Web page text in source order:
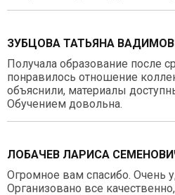
ЗУБЦОВА ТАТЬЯНА
Получала образование после
понравилось отношение
объяснили, материалы
Обучением довольна.
ЛОБАЧЕВ ЛАРИСА
Огромное вам спасибо. Очень
Организовано все